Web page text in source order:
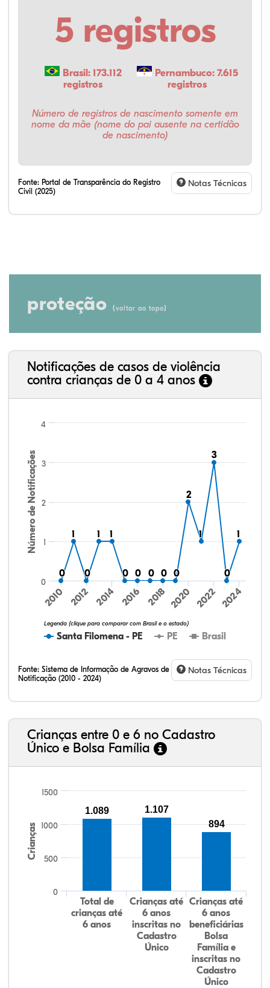
5 registros
Brasil: 173.112
registros
Pernambuco: 7.615
registros
Número de registros de nascimento somente em
nome da mãe (nome do pai ausente na certidão
de nascimento)
Fonte: Portal de Transparência do Registro
Civil (2025)
Notas Técnicas
proteção (voltar ao topo)
Notificações de casos de violência
contra crianças de 0 a 4 anos
Número de Notificações
0
0
11
0
0
11 11
0
0 0
0 0
0 0
0 0
0
2
2
1
1
3
3
0
0
11
Santa Filomena - PE PE Brasil
Legenda (clique para comparar com Brasil e o estado)
2010 2012 2014 2016 2018 2020 2022 2024
0
1
2
3
4
Fonte: Sistema de Informação de Agravos de
Notificação (2010 - 2024)
Notas Técnicas
Crianças entre 0 e 6 no Cadastro
Único e Bolsa Família
Crianças
Total de
crianças até
6 anos
Crianças até
6 anos
inscritas no
Cadastro
Único
Crianças até
6 anos
beneficiárias
Bolsa
Família e
inscritas no
Cadastro
Único
0
500
1000
1500
1.089
1.107
894
19,53%
8,13%
0,28%
70,41%
0,91%
0,74%
32,57%
9,24%
0,46%
54,88%
1,27%
1,56%